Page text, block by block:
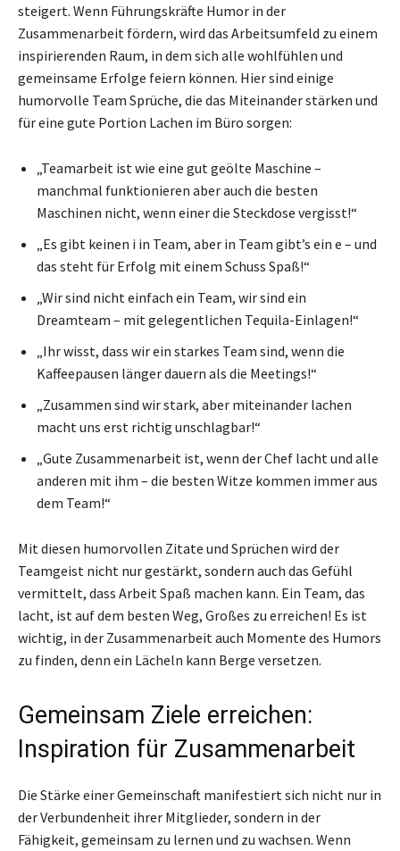
steigert. Wenn Führungskräfte Humor in der
Zusammenarbeit fördern, wird das Arbeitsumfeld zu einem
inspirierenden Raum, in dem sich alle wohlfühlen und
gemeinsame Erfolge feiern können. Hier sind einige
humorvolle Team Sprüche, die das Miteinander stärken und
für eine gute Portion Lachen im Büro sorgen:
„Teamarbeit ist wie eine gut geölte Maschine –
manchmal funktionieren aber auch die besten
Maschinen nicht, wenn einer die Steckdose vergisst!“
„Es gibt keinen i in Team, aber in Team gibt’s ein e – und
das steht für Erfolg mit einem Schuss Spaß!“
„Wir sind nicht einfach ein Team, wir sind ein
Dreamteam – mit gelegentlichen Tequila-Einlagen!“
„Ihr wisst, dass wir ein starkes Team sind, wenn die
Kaffeepausen länger dauern als die Meetings!“
„Zusammen sind wir stark, aber miteinander lachen
macht uns erst richtig unschlagbar!“
„Gute Zusammenarbeit ist, wenn der Chef lacht und alle
anderen mit ihm – die besten Witze kommen immer aus
dem Team!“
Mit diesen humorvollen Zitate und Sprüchen wird der
Teamgeist nicht nur gestärkt, sondern auch das Gefühl
vermittelt, dass Arbeit Spaß machen kann. Ein Team, das
lacht, ist auf dem besten Weg, Großes zu erreichen! Es ist
wichtig, in der Zusammenarbeit auch Momente des Humors
zu finden, denn ein Lächeln kann Berge versetzen.
Gemeinsam Ziele erreichen:
Inspiration für Zusammenarbeit
Die Stärke einer Gemeinschaft manifestiert sich nicht nur in
der Verbundenheit ihrer Mitglieder, sondern in der
Fähigkeit, gemeinsam zu lernen und zu wachsen. Wenn